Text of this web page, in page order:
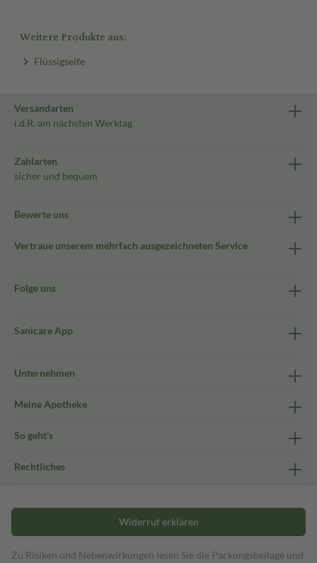
Weitere Produkte aus:
Flüssigseife
Versandarten
i.d.R. am nächsten Werktag
Zahlarten
sicher und bequem
Bewerte uns
Vertraue unserem mehrfach ausgezeichneten Service
Folge uns
Sanicare App
Unternehmen
Meine Apotheke
So geht's
Rechtliches
Widerruf erklären
Zu Risiken und Nebenwirkungen lesen Sie die Packungsbeilage und